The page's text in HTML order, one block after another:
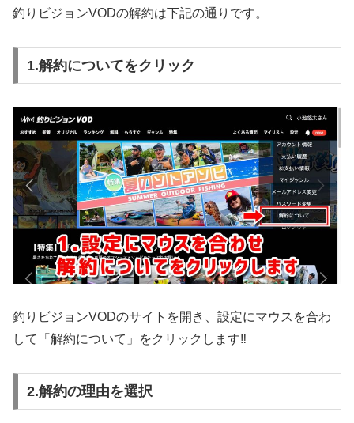
釣りビジョンVODの解約は下記の通りです。
1.解約についてをクリック
釣りビジョンVODのサイトを開き、設定にマウスを合わ
して「解約について」をクリックします‼️
2.解約の理由を選択